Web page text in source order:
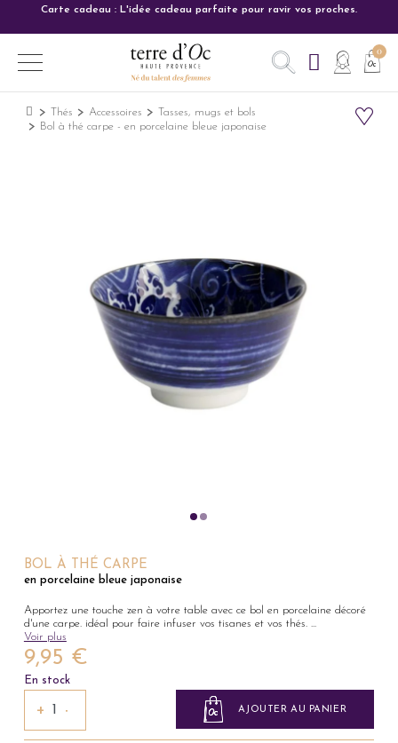
Carte cadeau : L'idée cadeau parfaite pour ravir vos proches.
Thés Accessoires
Tasses, mugs et bols
Bol à thé carpe - en porcelaine bleue japonaise
BOL À THÉ CARPE
en porcelaine bleue japonaise
Apportez une touche zen à votre table avec ce bol en porcelaine décoré
d'une carpe. idéal pour faire infuser vos tisanes et vos thés. ...
Voir plus
9,95 €
En stock
AJOUTER AU PANIER
+ −